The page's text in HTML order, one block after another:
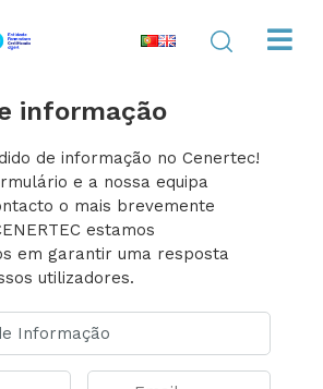
informação
de informação no Cenertec!
e a nossa equipa
o mais brevemente
estamos
em garantir uma resposta
utilizadores.